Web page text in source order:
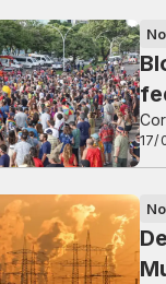
17/